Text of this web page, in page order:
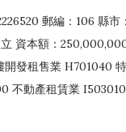
郵編：106 縣
資本額：
發租售業 H701040
不動產租賃業